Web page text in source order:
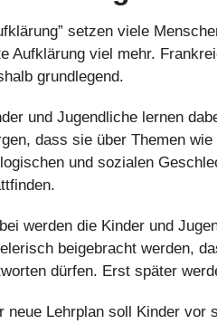
setzen viele
Aufklärung viel mehr.
grundlegend.
und Jugendliche lernen
dass sie über Themen
und sozialen
werden die Kinder und
beigebracht werden,
dürfen. Erst später
neue Lehrplan soll Kinder vor